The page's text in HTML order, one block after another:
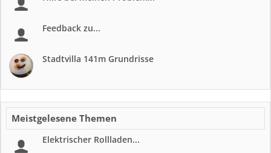
Feedback zu...
Stadtvilla 141m Grundrisse
Meistgelesene Themen
Elektrischer Rollladen...